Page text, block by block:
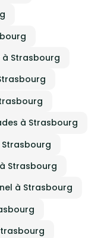
Strasbourg
à Strasbourg
Strasbourg
à Strasbourg